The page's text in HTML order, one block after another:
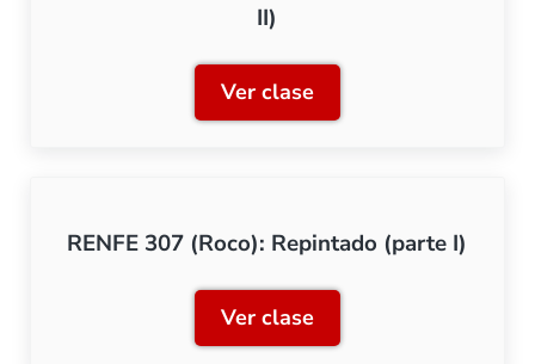
II)
Ver claseRENFE 307 (Roco):
RENFE 307 (Roco): Repintado (parte I)
Ver claseRENFE 307 (Roco):